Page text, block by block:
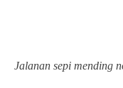
Jalanan sepi mending